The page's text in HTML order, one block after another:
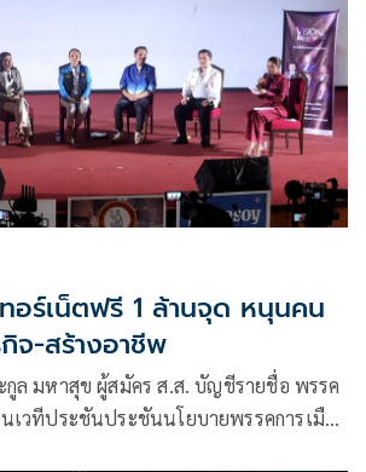
อร์เน็ตฟรี 1 ล้านจุด หนุนคน
จ-สร้างอาชีพ
.ส. บัญชีรายชื่อ พรรค
เวทีประชันประชันนโยบายพรรคการเมือง